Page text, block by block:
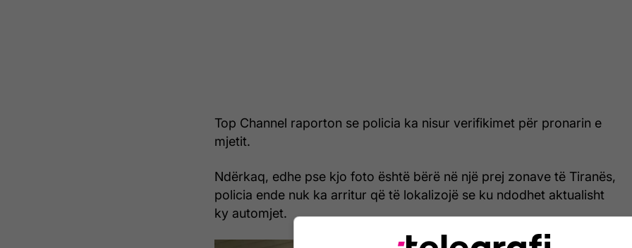
Top Channel raporton se policia ka nisur verifikimet për pronarin e
mjetit.
Ndërkaq, edhe pse kjo foto është bërë në një prej zonave të Tiranës,
policia ende nuk ka arritur që të lokalizojë se ku ndodhet aktualisht
ky automjet.